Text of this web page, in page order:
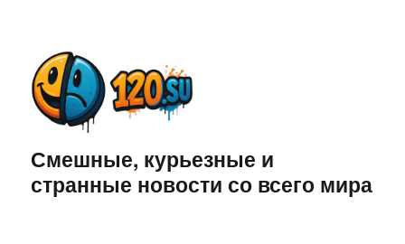
Смешные, курьезные и
странные новости со всего мира